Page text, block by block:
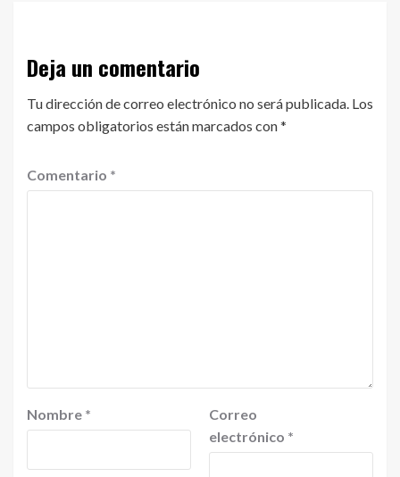
Deja un comentario
Tu dirección de correo electrónico no será publicada. Los
campos obligatorios están marcados con*
Comentario *
Nombre *
Correo
electrónico *